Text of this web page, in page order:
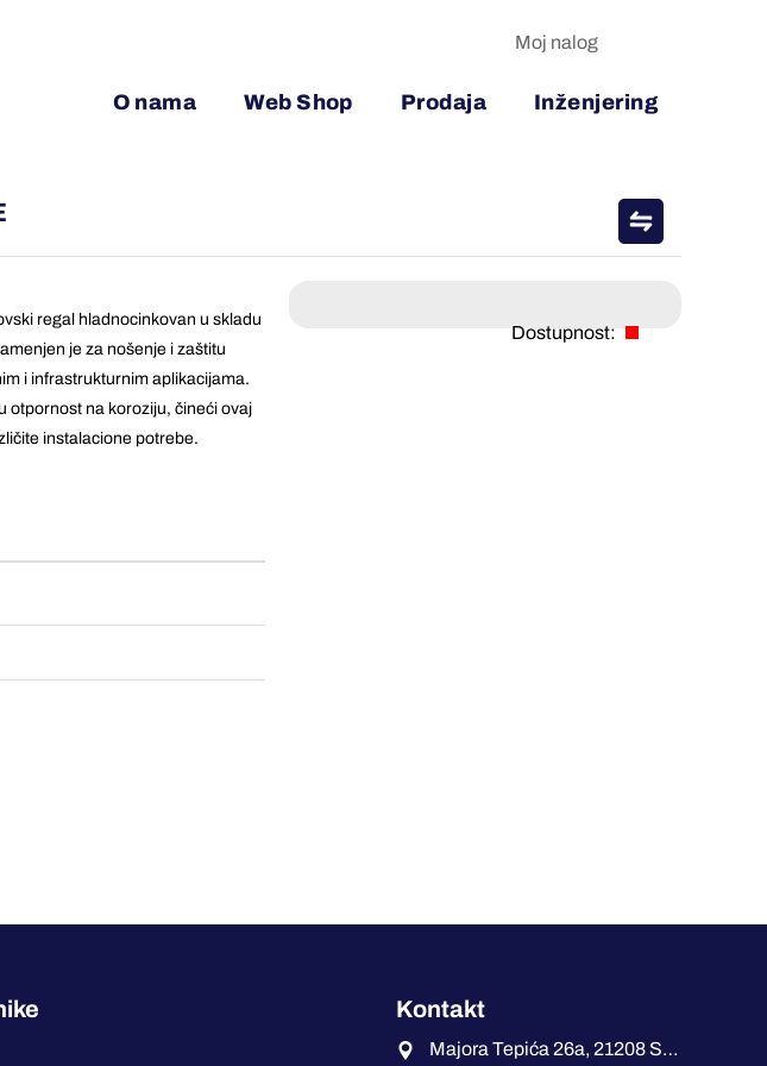
O nama Web Shop Prodaja Inženjering
Moj nalog
regal hladnocinkovan u skladu
je za nošenje i zaštitu
i infrastrukturnim aplikacijama.
otpornost na koroziju, čineći ovaj
instalacione potrebe.
Dostupnost:
Kontakt
Majora Tepića 26a, 21208 Sremska Kamenica